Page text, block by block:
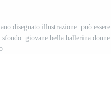
disegnato illustrazione. può essere
giovane bella ballerina donne.